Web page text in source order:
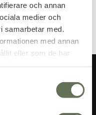
och annan
medier och
samarbetar med.
med annan
eller som de har